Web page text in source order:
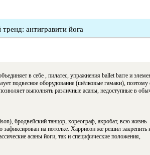
антигравити йога
в себе , пилатес, упражнения ballet barre и
подвесное оборудование (шёлковые гамаки), поэтому
выполнять различные асаны, недоступные в
бродвейский танцор, хореограф, акробат, всю жизнь
на потолке. Харрисон же решил закрепить
асаны йоги, так и специфические положения,